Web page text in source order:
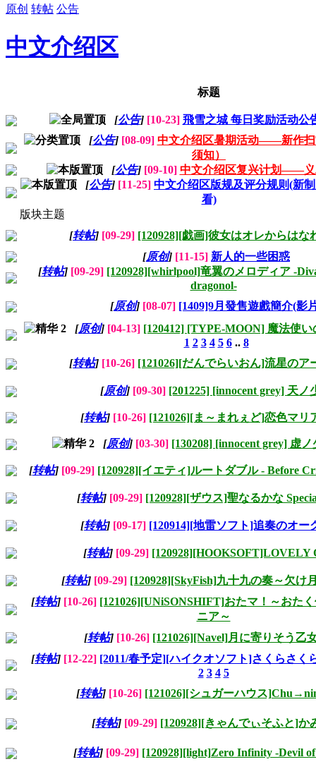
原创 转帖 公告
中文介绍区
标题
[公告] [10-23] 飛雪之城 每日奖励活动公
[公告] [08-09] 中文介绍区暑期活动——新作扫
须知）
[公告] [09-10] 中文介绍区复兴计划——义
[公告] [11-25] 中文介绍区版规及评分规则(新
看)
版块主题
[转帖] [09-29] [120928][戯画]彼女はオレからはな
[原创] [11-15] 新人的一些困惑
[转帖] [09-29] [120928][whirlpool]竜翼のメロディア -
dragonol-
[原创] [08-07] [1409]9月發售遊戲簡介(影
[原创] [04-13] [120412] [TYPE-MOON] 魔法使
1 2 3 4 5 6.. 8
[转帖] [10-26] [121026][だんでらいおん]流星のア
[原创] [09-30] [201225] [innocent grey] 天ノ
[转帖] [10-26] [121026][ま～まれぇど]恋色マリ
[原创] [03-30] [130208] [innocent grey] 虚ノ
[转帖] [09-29] [120928][イエティ]ルートダブル - Before
[转帖] [09-29] [120928][ザウス]聖なるかな
[转帖] [09-17] [120914][地雷ソフト]追奏のオー
[转帖] [09-29] [120928][HOOKSOFT]LOVELY
[转帖] [09-29] [120928][SkyFish]九十九の奏～欠け
[转帖] [10-26] [121026][UNiSONSHIFT]おたマ！～おた
ニア～
[转帖] [10-26] [121026][Navel]月に寄りそう乙
[转帖] [12-22] [2011/春予定][ハイクオソフト]さくらさく
2 3 4 5
[转帖] [10-26] [121026][シュガーハウス
[转帖] [09-29] [120928][きゃんでぃそふと]か
[转帖] [09-29] [120928][light]Zero Infinity -Devil